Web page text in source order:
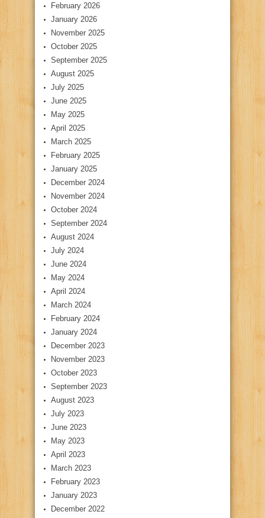
February 2026
January 2026
November 2025
October 2025
September 2025
August 2025
July 2025
June 2025
May 2025
April 2025
March 2025
February 2025
January 2025
December 2024
November 2024
October 2024
September 2024
August 2024
July 2024
June 2024
May 2024
April 2024
March 2024
February 2024
January 2024
December 2023
November 2023
October 2023
September 2023
August 2023
July 2023
June 2023
May 2023
April 2023
March 2023
February 2023
January 2023
December 2022